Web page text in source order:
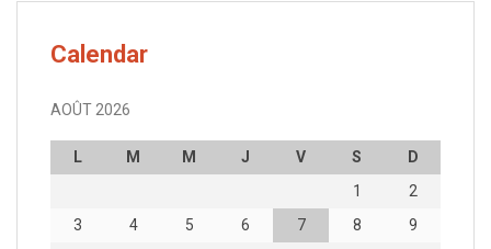
Calendar
AOÛT 2026
L M M J V S
D
1
2
3
4 5 6 7 8
9